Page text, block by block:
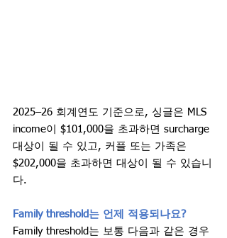
2025–26 회계연도 기준으로, 싱글은 MLS
income이 $101,000을 초과하면 surcharge
대상이 될 수 있고, 커플 또는 가족은
$202,000을 초과하면 대상이 될 수 있습니
다.
Family threshold는 언제 적용되나요?
Family threshold는 보통 다음과 같은 경우